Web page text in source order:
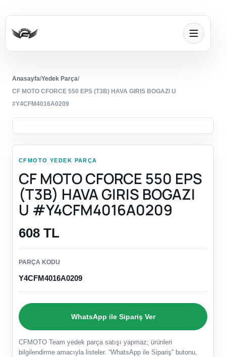
Anasayfa/Yedek Parça/
CF MOTO CFORCE 550 EPS (T3B) HAVA GIRIS BOGAZI U
#Y4CFM4016A0209
CFMOTO YEDEK PARÇA
CF MOTO CFORCE 550 EPS
(T3B) HAVA GIRIS BOGAZI
U #Y4CFM4016A0209
608 TL
PARÇA KODU
Y4CFM4016A0209
WhatsApp ile Sipariş Ver
CFMOTO Team yedek parça satışı yapmaz; ürünleri
bilgilendirme amacıyla listeler. “WhatsApp ile Sipariş” butonu,